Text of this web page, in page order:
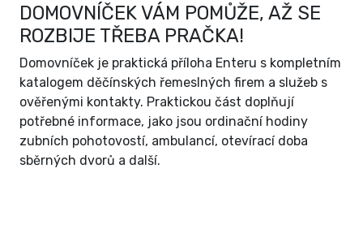
DOMOVNÍČEK VÁM POMŮŽE, AŽ SE
ROZBIJE TŘEBA PRAČKA!
Domovníček je praktická příloha Enteru s kompletním
katalogem děčínských řemeslných firem a služeb s
ověřenými kontakty. Praktickou část doplňují
potřebné informace, jako jsou ordinační hodiny
zubních pohotovostí, ambulancí, otevírací doba
sběrných dvorů a další.